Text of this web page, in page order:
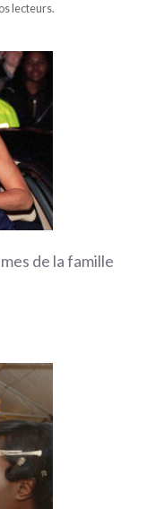
lecteurs.
de la famille